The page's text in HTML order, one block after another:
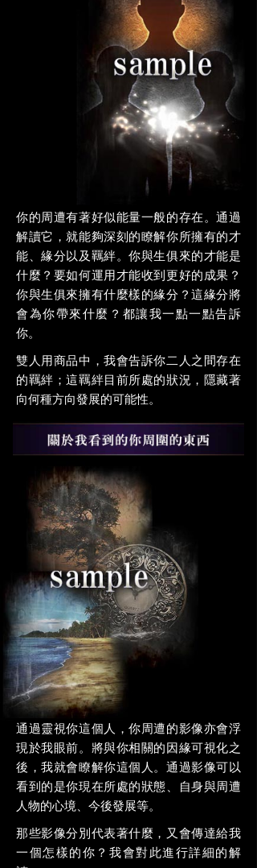
你的周遭有著好似能量一般的存在。通過
解讀它，就能夠深刻的瞭解你所擁有的才
能、緣分以及羈絆。你與生俱來的才能是
什麼？要如何運用才能收到更好的成果？
你與生俱來擁有什麼樣的緣分？這緣分將
會為你帶來什麼？都讓我一點一點告訴
你。
雙人用商品中，我會告訴你二人之間存在
的羈絆；這羈絆目前所處的狀況，隱藏著
向何種方向發展的可能性。
通過靈視你這個人，你周遭的影像亦會浮
現於我眼前。將與你相關的因緣可視化之
後，我就會瞭解你這個人。通過影像可以
看到的是你現在所處的狀態、自身與周遭
人物的心境、今後發展等。
那些影像分別代表著什麼，又會傳達給我
一個怎樣的你？我會對此進行詳細的解